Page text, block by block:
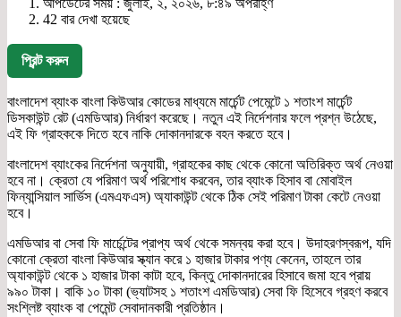
আপডেটের সময় : জুলাই, ২, ২০২৬, ৮:৪৯ অপরাহ্ণ
42 বার দেখা হয়েছে
প্রিন্ট করুন
বাংলাদেশ ব্যাংক বাংলা কিউআর কোডের মাধ্যমে মার্চেন্ট পেমেন্টে ১ শতাংশ মার্চেন্ট
ডিসকাউন্ট রেট (এমডিআর) নির্ধারণ করেছে। নতুন এই নির্দেশনার ফলে প্রশ্ন উঠেছে,
এই ফি গ্রাহককে দিতে হবে নাকি দোকানদারকে বহন করতে হবে।
বাংলাদেশ ব্যাংকের নির্দেশনা অনুযায়ী, গ্রাহকের কাছ থেকে কোনো অতিরিক্ত অর্থ নেওয়া
হবে না। ক্রেতা যে পরিমাণ অর্থ পরিশোধ করবেন, তার ব্যাংক হিসাব বা মোবাইল
ফিন্যান্সিয়াল সার্ভিস (এমএফএস) অ্যাকাউন্ট থেকে ঠিক সেই পরিমাণ টাকা কেটে নেওয়া
হবে।
এমডিআর বা সেবা ফি মার্চেন্টের প্রাপ্য অর্থ থেকে সমন্বয় করা হবে। উদাহরণস্বরূপ, যদি
কোনো ক্রেতা বাংলা কিউআর স্ক্যান করে ১ হাজার টাকার পণ্য কেনেন, তাহলে তার
অ্যাকাউন্ট থেকে ১ হাজার টাকা কাটা হবে, কিন্তু দোকানদারের হিসাবে জমা হবে প্রায়
৯৯০ টাকা। বাকি ১০ টাকা (ভ্যাটসহ ১ শতাংশ এমডিআর) সেবা ফি হিসেবে গ্রহণ করবে
সংশ্লিষ্ট ব্যাংক বা পেমেন্ট সেবাদানকারী প্রতিষ্ঠান।